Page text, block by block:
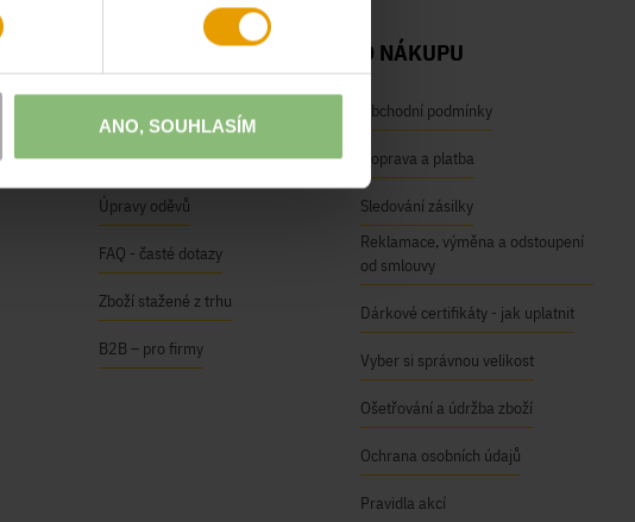
ANO, SOUHLASÍM
NAŠE SLUŽBY
Osobní odběr na prodejnách
Módní inspirace
Úpravy oděvů
FAQ - časté dotazy
Zboží stažené z trhu
B2B – pro firmy
O NÁKUPU
Obchodní podmínky
Doprava a platba
Sledování zásilky
Reklamace, výměna a odstoupení
od smlouvy
Dárkové certifikáty - jak uplatnit
Vyber si správnou velikost
Ošetřování a údržba zboží
Ochrana osobních údajů
Pravidla akcí